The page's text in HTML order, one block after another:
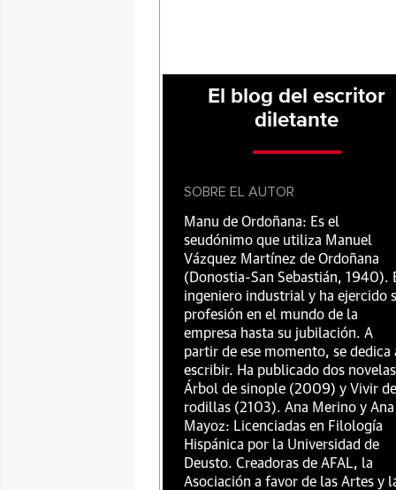
El blog del escritor
diletante
SOBRE EL AUTOR
Manu de Ordoñana: Es el
seudónimo que utiliza Manuel
Vázquez Martínez de Ordoñana
(Donostia-San Sebastián, 1940).
ingeniero industrial y ha ejercido
profesión en el mundo de la
empresa hasta su jubilación. A
partir de ese momento, se dedica
escribir. Ha publicado dos
Árbol de sinople (2009) y Vivir de
rodillas (2103). Ana Merino y Ana
Mayoz: Licenciadas en Filología
Hispánica por la Universidad de
Deusto. Creadoras de AFAL, la
Asociación a favor de las Artes y